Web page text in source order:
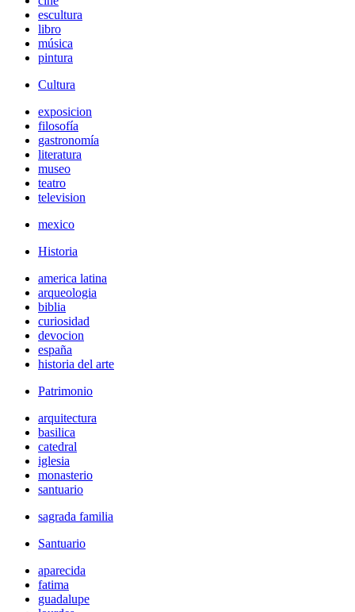
escultura
libro
música
pintura
Cultura
exposicion
filosofía
gastronomía
literatura
museo
teatro
television
mexico
Historia
america latina
arqueologia
biblia
curiosidad
devocion
españa
historia del arte
Patrimonio
arquitectura
basilica
catedral
iglesia
monasterio
santuario
sagrada familia
Santuario
aparecida
fatima
guadalupe